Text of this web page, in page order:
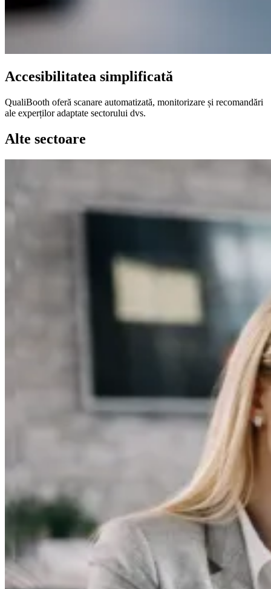
Accesibilitatea simplificată
QualiBooth oferă scanare automatizată, monitorizare și recomandări
ale experților adaptate sectorului dvs.
Alte sectoare